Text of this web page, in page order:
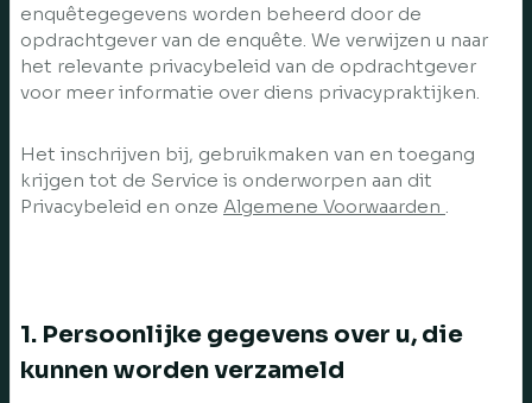
enquêtegegevens worden beheerd door de
opdrachtgever van de enquête. We verwijzen u naar
het relevante privacybeleid van de opdrachtgever
voor meer informatie over diens privacypraktijken.
Het inschrijven bij, gebruikmaken van en toegang
krijgen tot de Service is onderworpen aan dit
Privacybeleid en onze Algemene Voorwaarden .
1. Persoonlijke gegevens over u, die
kunnen worden verzameld